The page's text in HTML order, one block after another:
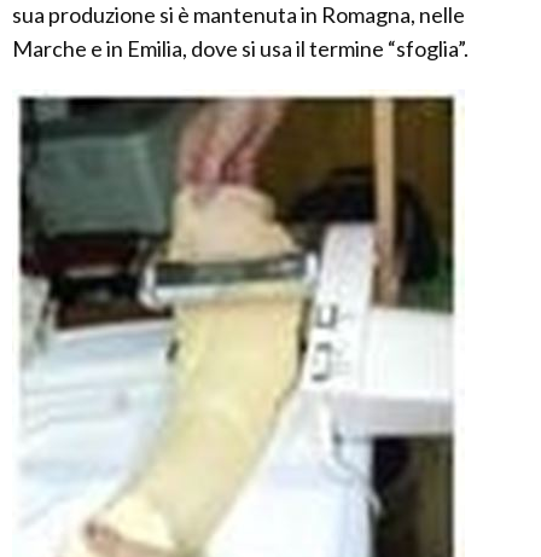
sua produzione si è mantenuta in Romagna, nelle
Marche e in Emilia, dove si usa il termine “sfoglia”.